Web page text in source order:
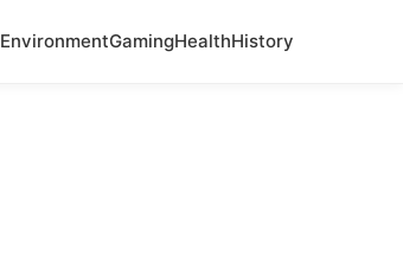
EnvironmentGamingHealthHistory